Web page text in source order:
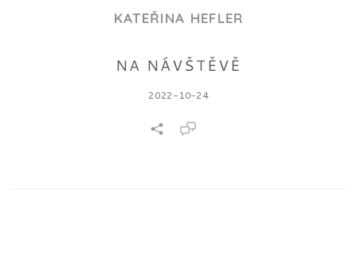
KATEŘINA HEFLER
NA NÁVŠTĚVĚ
2022-10-24